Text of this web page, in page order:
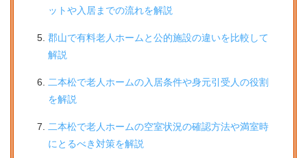
ットや入居までの流れを解説
郡山で有料老人ホームと公的施設の違いを比較して
解説
二本松で老人ホームの入居条件や身元引受人の役割
を解説
二本松で老人ホームの空室状況の確認方法や満室時
にとるべき対策を解説